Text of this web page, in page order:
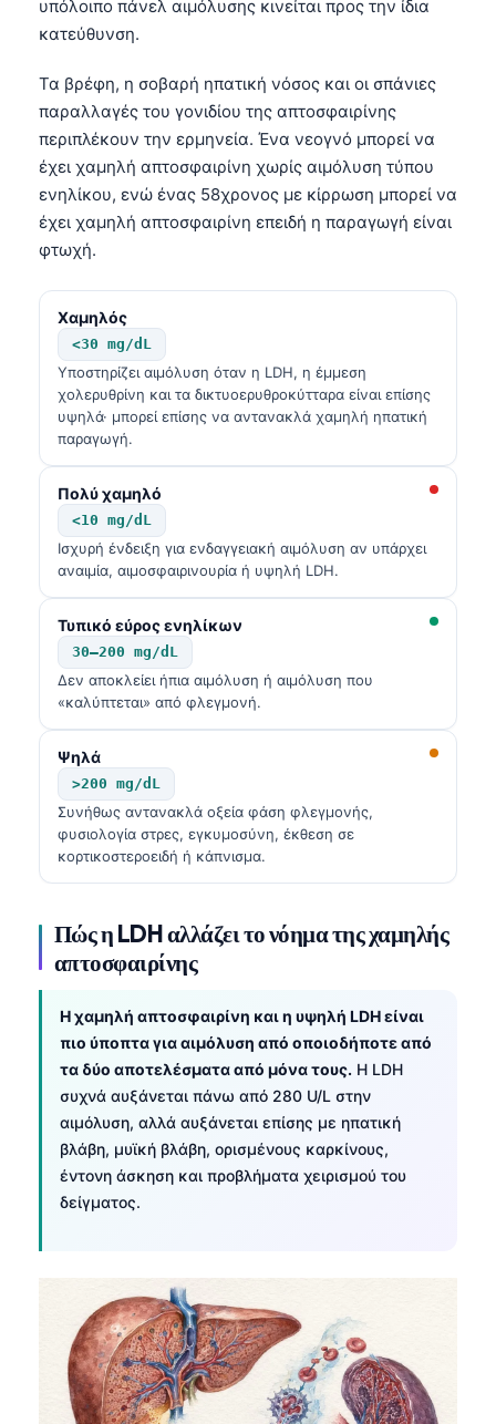
υπόλοιπο πάνελ αιμόλυσης κινείται προς την ίδια
κατεύθυνση.
Τα βρέφη, η σοβαρή ηπατική νόσος και οι σπάνιες
παραλλαγές του γονιδίου της απτοσφαιρίνης
περιπλέκουν την ερμηνεία. Ένα νεογνό μπορεί να
έχει χαμηλή απτοσφαιρίνη χωρίς αιμόλυση τύπου
ενηλίκου, ενώ ένας 58χρονος με κίρρωση μπορεί να
έχει χαμηλή απτοσφαιρίνη επειδή η παραγωγή είναι
φτωχή.
Χαμηλός
<30 mg/dL
Υποστηρίζει αιμόλυση όταν η LDH, η έμμεση
χολερυθρίνη και τα δικτυοερυθροκύτταρα είναι επίσης
υψηλά· μπορεί επίσης να αντανακλά χαμηλή ηπατική
παραγωγή.
Πολύ χαμηλό
<10 mg/dL
Ισχυρή ένδειξη για ενδαγγειακή αιμόλυση αν υπάρχει
αναιμία, αιμοσφαιρινουρία ή υψηλή LDH.
Τυπικό εύρος ενηλίκων
30–200 mg/dL
Δεν αποκλείει ήπια αιμόλυση ή αιμόλυση που
«καλύπτεται» από φλεγμονή.
Ψηλά
>200 mg/dL
Συνήθως αντανακλά οξεία φάση φλεγμονής,
φυσιολογία στρες, εγκυμοσύνη, έκθεση σε
κορτικοστεροειδή ή κάπνισμα.
Πώς η LDH αλλάζει το νόημα της χαμηλής
απτοσφαιρίνης
Η χαμηλή απτοσφαιρίνη και η υψηλή LDH είναι
πιο ύποπτα για αιμόλυση από οποιοδήποτε από
τα δύο αποτελέσματα από μόνα τους. Η LDH
συχνά αυξάνεται πάνω από 280 U/L στην
αιμόλυση, αλλά αυξάνεται επίσης με ηπατική
βλάβη, μυϊκή βλάβη, ορισμένους καρκίνους,
έντονη άσκηση και προβλήματα χειρισμού του
δείγματος.